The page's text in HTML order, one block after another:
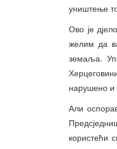
уништење
Ово је
желим да
земаља.
нарушено и
Али
користећи